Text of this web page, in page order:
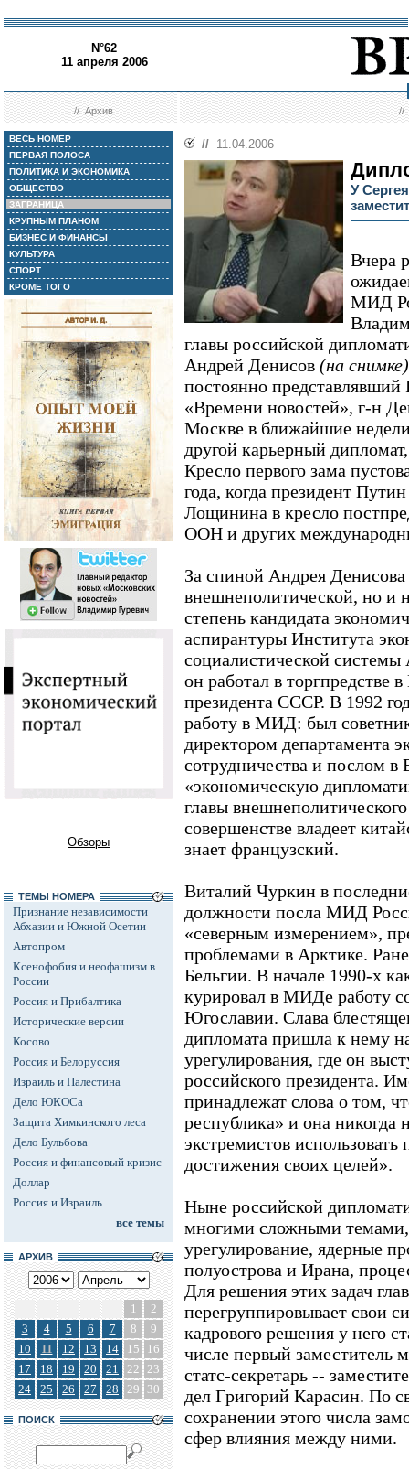
N°62
11 апреля 2006
//Архив //
ВЕСЬ НОМЕР
ПЕРВАЯ ПОЛОСА
ПОЛИТИКА И ЭКОНОМИКА
ОБЩЕСТВО
ЗАГРАНИЦА
КРУПНЫМ ПЛАНОМ
БИЗНЕС И ФИНАНСЫ
КУЛЬТУРА
СПОРТ
КРОМЕ ТОГО
Обзоры
ТЕМЫ НОМЕРА
Признание независимости
Абхазии и Южной Осетии
Автопром
Ксенофобия и неофашизм в
России
Россия и Прибалтика
Исторические версии
Косово
Россия и Белоруссия
Израиль и Палестина
Дело ЮКОСа
Защита Химкинского леса
Дело Бульбова
Россия и финансовый кризис
Доллар
Россия и Израиль
все темы
АРХИВ
1
2
3
4 5 6 7 8
9
10
11 12 13 14 15
16
17
18 19 20 21 22 23
24
25 26 27 28 29 30
ПОИСК
// 11.04.2006
У
Вчера
МИД
главы российской
Андрей Денисов (на снимке)
постоянно
«Времени новостей», г-н
Москве в ближайшие
другой карьерный
Кресло первого зама
года, когда президент
Лощинина в кресло
ООН и других
За спиной Андрея
внешнеполитической, но и
степень кандидата
аспирантуры Института
социалистической
он работал в торгпредстве
президента СССР. В 1992
работу в МИД: был
директором департамента
сотрудничества и послом в
«экономическую
главы
совершенстве владеет
знает французский.
Виталий Чуркин в
должности посла МИД
«северным измерением»,
проблемами в Арктике.
Бельгии. В начале 1990-х
курировал в МИДе работу
Югославии. Слава
дипломата пришла к нему
урегулирования, где он
российского президента.
принадлежат слова о том,
республика» и она никогда
экстремистов
достижения своих целей».
Ныне российской
многими сложными темами,
урегулирование, ядерные
полуострова и Ирана,
Для решения этих задач
перегруппировывает свои
кадрового решения у него
числе первый заместитель
статс-секретарь --
дел Григорий Карасин. По
сохранении этого числа
сфер влияния между ними.